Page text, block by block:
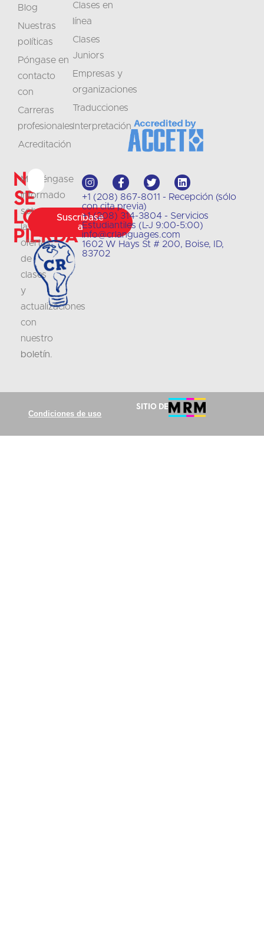
No
se
lo
pierda
Manténgase
informado
sobre
las
ofertas
de
clases
y
actualizaciones
con
nuestro
boletín.
Suscríbase
a
+1 (208) 867-8011 - Recepción (sólo
con cita previa)
+1 (208) 314-3804 - Servicios
Estudiantiles (L-J 9:00-5:00)
info@crlanguages.com
1602 W Hays St # 200, Boise, ID,
83702
Blog
Nuestras
políticas
Póngase en
contacto
con
Carreras
profesionales
Acreditación
Clases en
línea
Clases
Juniors
Empresas y
organizaciones
Traducciones
Interpretación
Condiciones de uso
Sitio de